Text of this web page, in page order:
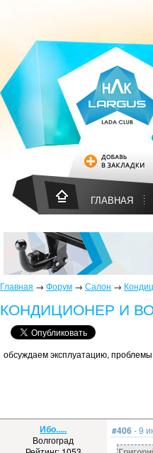
ГЛАВНАЯ
Главная → Форум → Салон →
КОНДИЦИОНЕР И
обсуждаем эксплуатацию,
Ибо.....
Волгоград
#406- 9